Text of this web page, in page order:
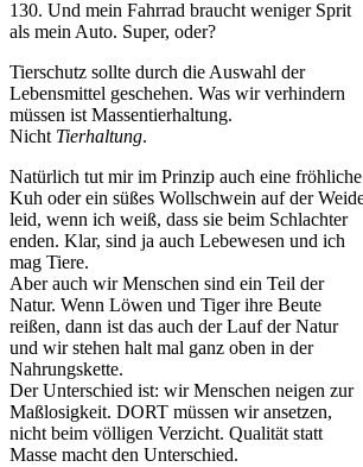
130. Und mein Fahrrad braucht weniger Sprit
als mein Auto. Super, oder?
Tierschutz sollte durch die Auswahl der
Lebensmittel geschehen. Was wir verhindern
müssen ist Massentierhaltung.
Nicht Tierhaltung.
Natürlich tut mir im Prinzip auch eine fröhliche
Kuh oder ein süßes Wollschwein auf der
leid, wenn ich weiß, dass sie beim Schlachter
enden. Klar, sind ja auch Lebewesen und ich
mag Tiere.
Aber auch wir Menschen sind ein Teil der
Natur. Wenn Löwen und Tiger ihre Beute
reißen, dann ist das auch der Lauf der Natur
und wir stehen halt mal ganz oben in der
Nahrungskette.
Der Unterschied ist: wir Menschen neigen zur
Maßlosigkeit. DORT müssen wir ansetzen,
nicht beim völligen Verzicht. Qualität statt
Masse macht den Unterschied.